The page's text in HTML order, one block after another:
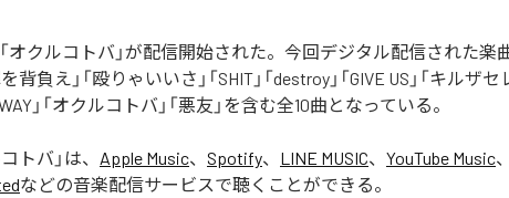
オクルコトバ」が配信開始された。今回デジタル配信された楽
を背負え」「殴りゃいいさ」「SHIT」「destroy」「GIVE US」「キルザセ
」「オクルコトバ」「悪友」を含む全10曲となっている。
トバ 」は、 Apple Music、 Spotify、 LINE MUSIC、 YouTube Music、
などの音楽配信サービスで聴くことができる。